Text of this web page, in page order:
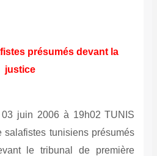
présumés devant la
justice
juin 2006 à 19h02 TUNIS
tunisiens présumés
le tribunal de première